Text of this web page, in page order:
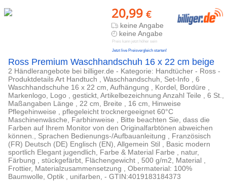
20,99 €
keine Angabe
keine Angabe
Preis kann jetzt höher sein
Jetzt live Preisvergleich starten!
Ross Premium Waschhandschuh 16 x 22 cm beige
2 Händlerangebote bei billiger.de - Kategorie: Handtücher - Ross -
Produktdetails Art Handtuch , Waschhandschuh, Set-Info , 6
Waschhandschuhe 16 x 22 cm, Aufhängung , Kordel, Bordüre ,
Markenlogo, Logo , gestickt, Artikelbezeichnung Anzahl Teile , 6 St.,
Maßangaben Länge , 22 cm, Breite , 16 cm, Hinweise
Pflegehinweise , pflegeleicht trocknergeeignet 60°C
Maschinenwäsche, Farbhinweise , Bitte beachten Sie, dass die
Farben auf Ihrem Monitor von den Originalfarbtönen abweichen
können., Sprachen Bedienungs-/Aufbauanleitung , Französisch
(FR) Deutsch (DE) Englisch (EN), Allgemein Stil , Basic modern
sportlich Elegant jugendlich, Farbe & Material Farbe , natur,
Färbung , stückgefärbt, Flächengewicht , 500 g/m2, Material ,
Frottier, Materialzusammensetzung , Obermaterial: 100%
Baumwolle, Optik , unifarben, - GTIN:4019183184373